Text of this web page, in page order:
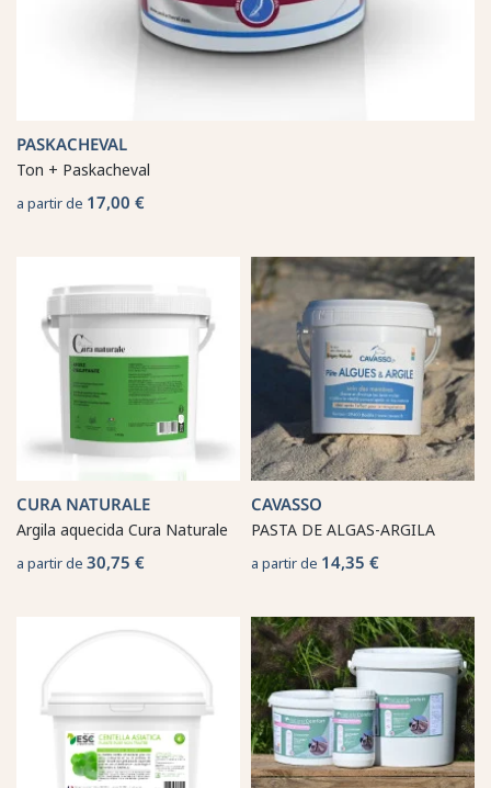
PASKACHEVAL
Ton + Paskacheval
a partir de 17,00 €
CURA NATURALE
Argila aquecida Cura Naturale
a partir de 30,75 €
CAVASSO
PASTA DE ALGAS-ARGILA
a partir de 14,35 €